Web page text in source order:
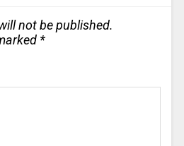
not be published.
*